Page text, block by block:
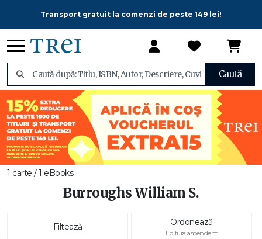
Transport gratuit la comenzi de peste 149 lei!
Caută
1 carte / 1 eBooks
Burroughs William S.
Filtează Ordonează
Editura ascendent